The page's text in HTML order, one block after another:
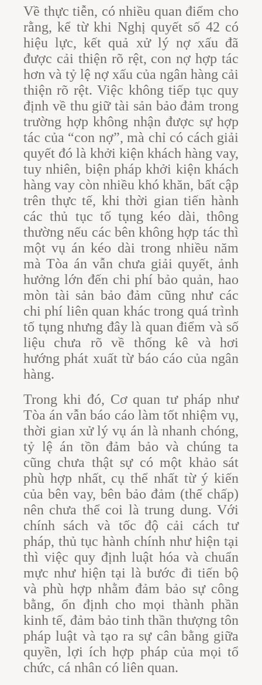
Về thực tiễn, có nhiều quan điểm cho
rằng, kể từ khi Nghị quyết số 42 có
hiệu lực, kết quả xử lý nợ xấu đã
được cải thiện rõ rệt, con nợ hợp tác
hơn và tỷ lệ nợ xấu của ngân hàng cải
thiện rõ rệt. Việc không tiếp tục quy
định về thu giữ tài sản bảo đảm trong
trường hợp không nhận được sự hợp
tác của “con nợ”, mà chỉ có cách giải
quyết đó là khởi kiện khách hàng vay,
tuy nhiên, biện pháp khởi kiện khách
hàng vay còn nhiều khó khăn, bất cập
trên thực tế, khi thời gian tiến hành
các thủ tục tố tụng kéo dài, thông
thường nếu các bên không hợp tác thì
một vụ án kéo dài trong nhiều năm
mà Tòa án vẫn chưa giải quyết, ảnh
hưởng lớn đến chi phí bảo quản, hao
mòn tài sản bảo đảm cũng như các
chi phí liên quan khác trong quá trình
tố tụng nhưng đây là quan điểm và số
liệu chưa rõ về thống kê và hơi
hướng phát xuất từ báo cáo của ngân
hàng.
Trong khi đó, Cơ quan tư pháp như
Tòa án vẫn báo cáo làm tốt nhiệm vụ,
thời gian xử lý vụ án là nhanh chóng,
tỷ lệ án tồn đảm bảo và chúng ta
cũng chưa thật sự có một khảo sát
phù hợp nhất, cụ thể nhất từ ý kiến
của bên vay, bên bảo đảm (thế chấp)
nên chưa thể coi là trung dung. Với
chính sách và tốc độ cải cách tư
pháp, thủ tục hành chính như hiện tại
thì việc quy định luật hóa và chuẩn
mực như hiện tại là bước đi tiến bộ
và phù hợp nhằm đảm bảo sự công
bằng, ổn định cho mọi thành phần
kinh tế, đảm bảo tinh thần thượng tôn
pháp luật và tạo ra sự cân bằng giữa
quyền, lợi ích hợp pháp của mọi tổ
chức, cá nhân có liên quan.